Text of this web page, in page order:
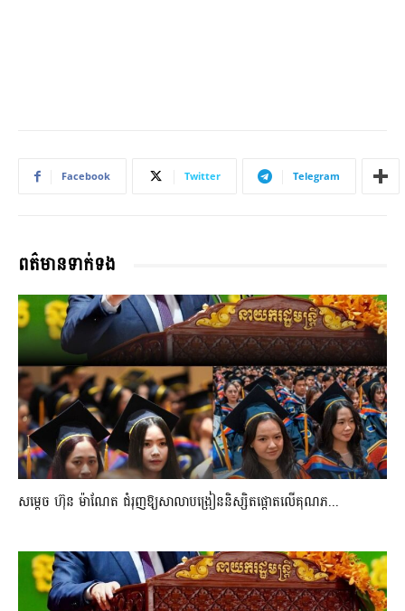
Facebook Twitter Telegram
ពត៌មានទាក់ទង
សម្តេច ហ៊ុន ម៉ាណែត ជំរុញឱ្យសាលាបង្រៀននិស្សិតផ្តោតលើគុណភ...